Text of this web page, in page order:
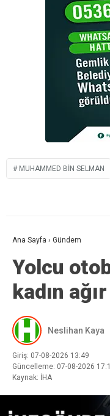
MUHAMMED BIN SELMAN
Ana Sayfa › Gündem
Yolcu
kadın
Neslihan Kaya
Giriş: 07-08-2026 13:49
Güncelleme: 07-08-2026
Kaynak: İHA